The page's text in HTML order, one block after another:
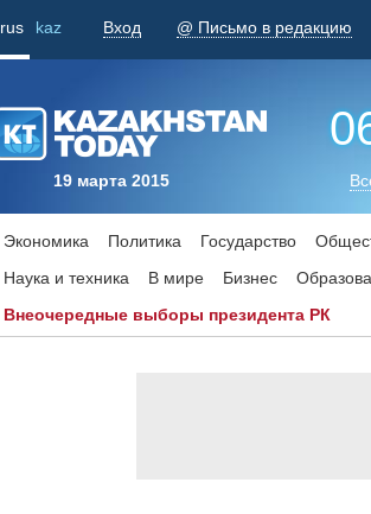
rus kaz Вход @ Письмо в редакцию
19 марта 2015
Экономика Политика Государство
Наука и техника
В мире Бизнес
Внеочередные выборы президента РК